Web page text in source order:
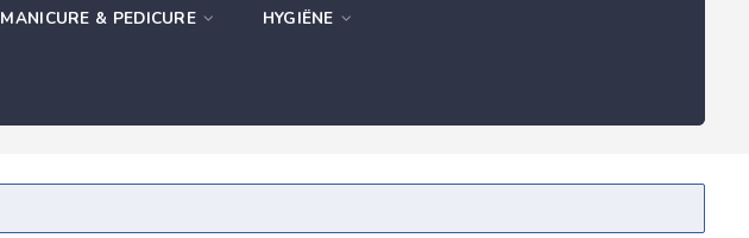
MANICURE & PEDICURE HYGIËNE